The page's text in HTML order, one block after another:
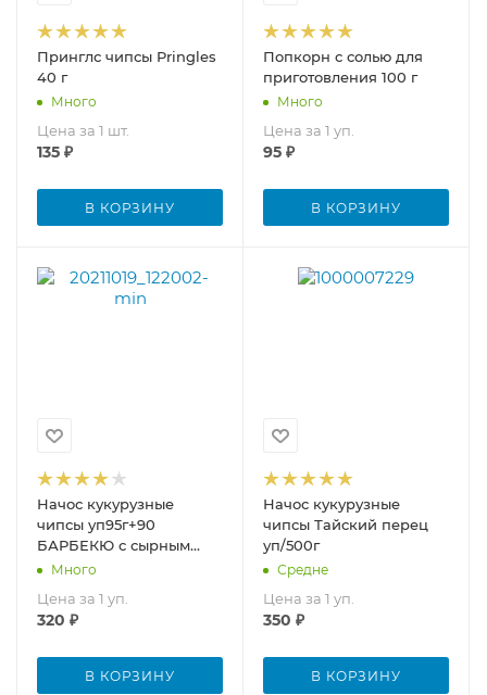
Принглс чипсы Pringles
40 г
Много
Цена за 1 шт.
135 ₽
В КОРЗИНУ
Попкорн с солью для
приготовления 100 г
Много
Цена за 1 уп.
95 ₽
В КОРЗИНУ
Начос кукурузные
чипсы уп95г+90
БАРБЕКЮ с сырным
соусом
Много
Цена за 1 уп.
320 ₽
В КОРЗИНУ
Начос кукурузные
чипсы Тайский перец
уп/500г
Средне
Цена за 1 уп.
350 ₽
В КОРЗИНУ